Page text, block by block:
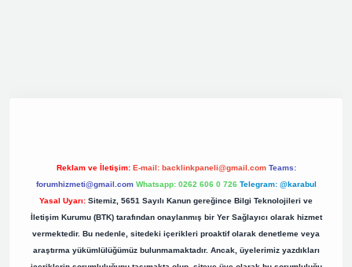
Reklam ve İletişim: E-mail: backlinkpaneli@gmail.com Teams:
forumhizmeti@gmail.com Whatsapp: 0262 606 0 726 Telegram: @karabul
Yasal Uyarı: Sitemiz, 5651 Sayılı Kanun gereğince Bilgi Teknolojileri ve
İletişim Kurumu (BTK) tarafından onaylanmış bir Yer Sağlayıcı olarak hizmet
vermektedir. Bu nedenle, sitedeki içerikleri proaktif olarak denetleme veya
araştırma yükümlülüğümüz bulunmamaktadır. Ancak, üyelerimiz yazdıkları